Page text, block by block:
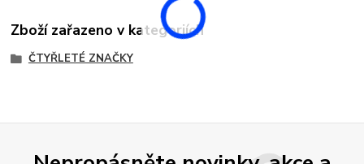
Zboží zařazeno v kategoriích
ČTYŘLETÉ ZNAČKY